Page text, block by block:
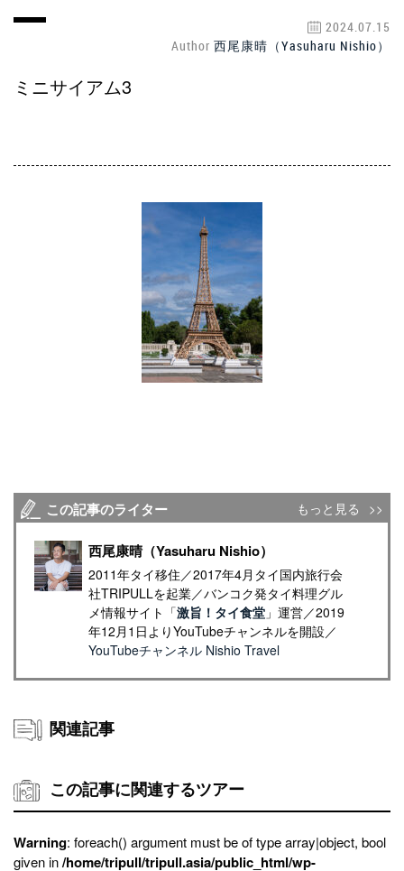
2024.07.15
Author 西尾康晴（Yasuharu Nishio）
ミニサイアム3
この記事のライター もっと見る
西尾康晴（Yasuharu Nishio）
2011年タイ移住／2017年4月タイ国内旅行会
社TRIPULLを起業／バンコク発タイ料理グル
メ情報サイト「激旨！タイ食堂」運営／2019
年12月1日よりYouTubeチャンネルを開設／
YouTubeチャンネル Nishio Travel
関連記事
この記事に関連するツアー
Warning: foreach() argument must be of type array|object, bool
given in/home/tripull/tripull.asia/public_html/wp-